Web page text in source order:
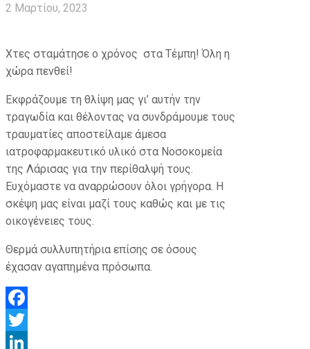
2 Μαρτίου, 2023
Χτες σταμάτησε ο χρόνος στα Τέμπη! Όλη η
χώρα πενθεί!
Εκφράζουμε τη θλίψη μας γι’ αυτήν την
τραγωδία και θέλοντας να συνδράμουμε τους
τραυματίες αποστείλαμε άμεσα
ιατροφαρμακευτικό υλικό στα Νοσοκομεία
της Λάρισας για την περίθαλψή τους.
Ευχόμαστε να αναρρώσουν όλοι γρήγορα. Η
σκέψη μας είναι μαζί τους καθώς και με τις
οικογένειες τους.
Θερμά συλλυπητήρια επίσης σε όσους
έχασαν αγαπημένα πρόσωπα.
Facebook
Twitter